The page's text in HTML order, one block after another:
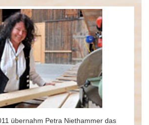
übernahm Petra Niethammer das